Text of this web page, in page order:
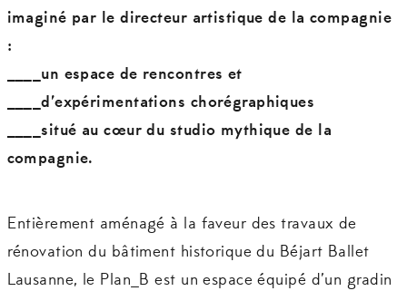
imaginé par le directeur artistique de la compagnie
:
____un espace de rencontres et
____d’expérimentations chorégraphiques
____situé au cœur du studio mythique de la
compagnie.
Entièrement aménagé à la faveur des travaux de
rénovation du bâtiment historique du Béjart Ballet
Lausanne, le Plan_B est un espace équipé d’un gradin